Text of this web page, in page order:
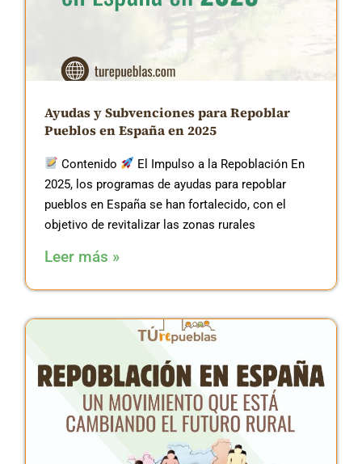
Ayudas y Subvenciones para Repoblar
Pueblos en España en 2025
Contenido
El Impulso a la Repoblación En
2025, los programas de ayudas para repoblar
pueblos en España se han fortalecido, con el
objetivo de revitalizar las zonas rurales
Leer más »